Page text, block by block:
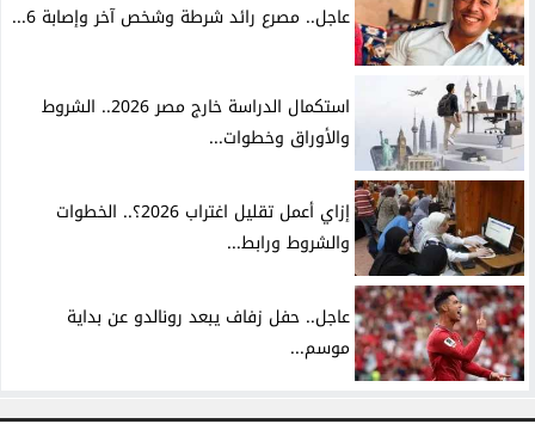
عاجل.. مصرع رائد شرطة وشخص آخر وإصابة 6...
استكمال الدراسة خارج مصر 2026.. الشروط
والأوراق وخطوات...
إزاي أعمل تقليل اغتراب 2026؟.. الخطوات
والشروط ورابط...
عاجل.. حفل زفاف يبعد رونالدو عن بداية
موسم...